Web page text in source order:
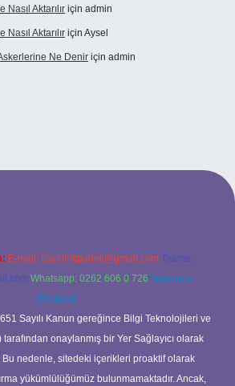
Aktarılır için admin
Aktarılır için Aysel
Ne Denir için admin
E-mail: backlinkpaneli@gmail.com Teams:
Whatsapp: 0262 606 0 726 Telegram:
@karabul
Sayılı Kanun gereğince Bilgi Teknolojileri ve
tarafından onaylanmış bir Yer Sağlayıcı olarak
Bu nedenle, sitedeki içerikleri proaktif olarak
yükümlülüğümüz bulunmamaktadır. Ancak,